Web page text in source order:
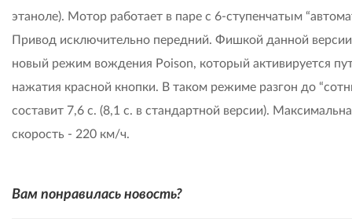
этаноле). Мотор работает в паре с 6-ступенчатым
Привод исключительно передний. Фишкой данной
новый режим вождения Poison, который активируется
нажатия красной кнопки. В таком режиме разгон до
составит 7,6 с. (8,1 с. в стандартной версии).
скорость - 220 км/ч.
Вам понравилась новость?